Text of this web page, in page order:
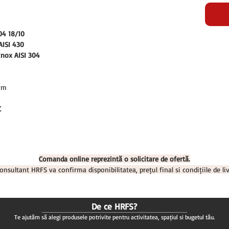
18/10
430
AISI 304
Comanda online reprezintă o solicitare de ofertă.
HRFS va confirma disponibilitatea, prețul final și condițiile de
De ce HRFS?
Te ajutăm să alegi produsele potrivite pentru activitatea, spațiul și bugetul tău.